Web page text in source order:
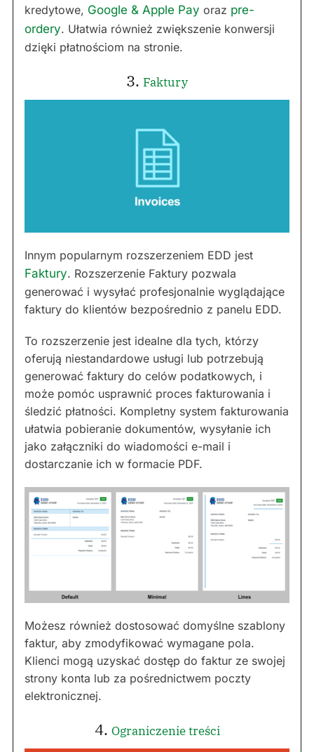
kredytowe, Google & Apple Pay oraz pre-
ordery. Ułatwia również zwiększenie konwersji
dzięki płatnościom na stronie.
3. Faktury
Innym popularnym rozszerzeniem EDD jest
Faktury. Rozszerzenie Faktury pozwala
generować i wysyłać profesjonalnie wyglądające
faktury do klientów bezpośrednio z panelu EDD.
To rozszerzenie jest idealne dla tych, którzy
oferują niestandardowe usługi lub potrzebują
generować faktury do celów podatkowych, i
może pomóc usprawnić proces fakturowania i
śledzić płatności. Kompletny system fakturowania
ułatwia pobieranie dokumentów, wysyłanie ich
jako załączniki do wiadomości e-mail i
dostarczanie ich w formacie PDF.
Możesz również dostosować domyślne szablony
faktur, aby zmodyfikować wymagane pola.
Klienci mogą uzyskać dostęp do faktur ze swojej
strony konta lub za pośrednictwem poczty
elektronicznej.
4. Ograniczenie treści